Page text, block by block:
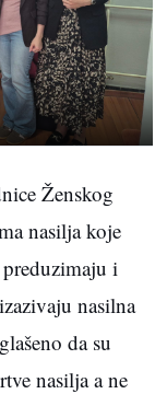
Ženskog
nasilja koje
i
nasilna
da su
nasilja a ne